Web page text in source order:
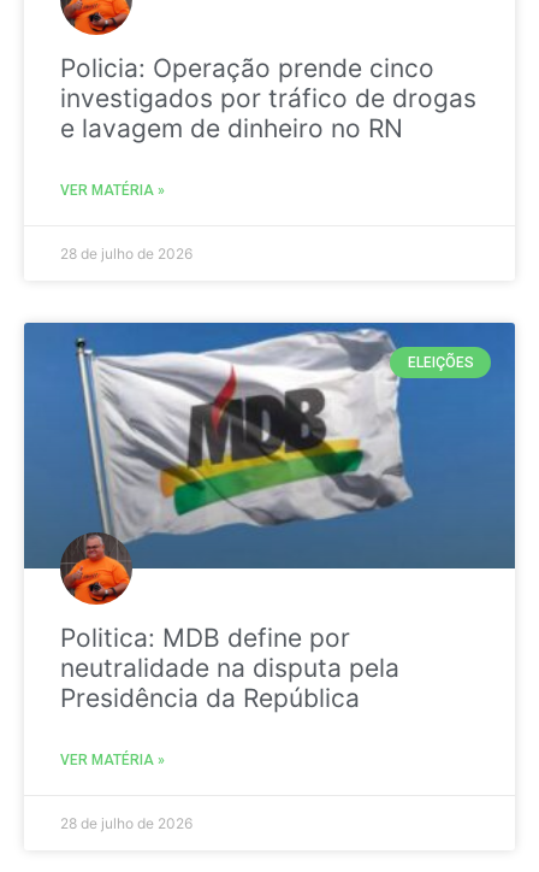
Policia: Operação prende cinco
investigados por tráfico de drogas
e lavagem de dinheiro no RN
VER MATÉRIA »
28 de julho de 2026
ELEIÇÕES
Politica: MDB define por
neutralidade na disputa pela
Presidência da República
VER MATÉRIA »
28 de julho de 2026